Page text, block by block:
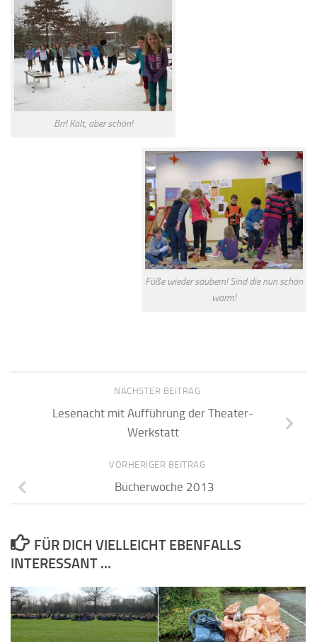
Brr! Kalt, aber schön!
Füße wieder säubern! Sind die nun schön
warm!
NÄCHSTER BEITRAG
Lesenacht mit Aufführung der Theater-
Werkstatt
VORHERIGER BEITRAG
Bücherwoche 2013
FÜR DICH VIELLEICHT EBENFALLS
INTERESSANT …